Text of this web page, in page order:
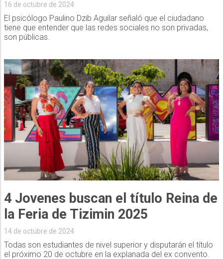
16 de octubre de 2024
El psicólogo Paulino Dzib Aguilar señaló que el ciudadano
tiene que entender que las redes sociales no son privadas,
son públicas.
4 Jovenes buscan el título Reina de
la Feria de Tizimin 2025
14 de octubre de 2024
Todas son estudiantes de nivel superior y disputarán el título
el próximo 20 de octubre en la explanada del ex convento.